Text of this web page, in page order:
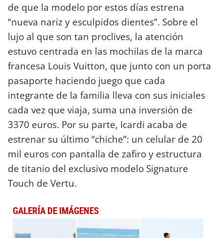
de que la modelo por estos días estrena
“nueva nariz y esculpidos dientes”. Sobre el
lujo al que son tan proclives, la atención
estuvo centrada en las mochilas de la marca
francesa Louis Vuitton, que junto con un porta
pasaporte haciendo juego que cada
integrante de la familia lleva con sus iniciales
cada vez que viaja, suma una inversión de
3370 euros. Por su parte, Icardi acaba de
estrenar su último “chiche”: un celular de 20
mil euros con pantalla de zafiro y estructura
de titanio del exclusivo modelo Signature
Touch de Vertu.
GALERÍA DE IMÁGENES